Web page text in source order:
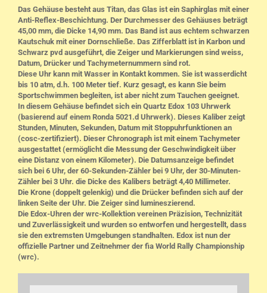
Das Gehäuse besteht aus Titan, das Glas ist ein Saphirglas mit einer
Anti-Reflex-Beschichtung. Der Durchmesser des Gehäuses beträgt
45,00 mm, die Dicke 14,90 mm. Das Band ist aus echtem schwarzen
Kautschuk mit einer Dornschließe. Das Zifferblatt ist in Karbon und
Schwarz pvd ausgeführt, die Zeiger und Markierungen sind weiss,
Datum, Drücker und Tachymeternummern sind rot.
Diese Uhr kann mit Wasser in Kontakt kommen. Sie ist wasserdicht
bis 10 atm, d.h. 100 Meter tief. Kurz gesagt, es kann Sie beim
Sportschwimmen begleiten, ist aber nicht zum Tauchen geeignet.
In diesem Gehäuse befindet sich ein Quartz Edox 103 Uhrwerk
(basierend auf einem Ronda 5021.d Uhrwerk). Dieses Kaliber zeigt
Stunden, Minuten, Sekunden, Datum mit Stoppuhrfunktionen an
(cosc-zertifiziert). Dieser Chronograph ist mit einem Tachymeter
ausgestattet (ermöglicht die Messung der Geschwindigkeit über
eine Distanz von einem Kilometer). Die Datumsanzeige befindet
sich bei 6 Uhr, der 60-Sekunden-Zähler bei 9 Uhr, der 30-Minuten-
Zähler bei 3 Uhr. die Dicke des Kalibers beträgt 4,40 Millimeter.
Die Krone (doppelt gelenkig) und die Drücker befinden sich auf der
linken Seite der Uhr. Die Zeiger sind lumineszierend.
Die Edox-Uhren der wrc-Kollektion vereinen Präzision, Technizität
und Zuverlässigkeit und wurden so entworfen und hergestellt, dass
sie den extremsten Umgebungen standhalten. Edox ist nun der
offizielle Partner und Zeitnehmer der fia World Rally Championship
(wrc).